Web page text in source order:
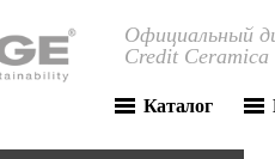
Официальный
Credit Ceramica
Каталог